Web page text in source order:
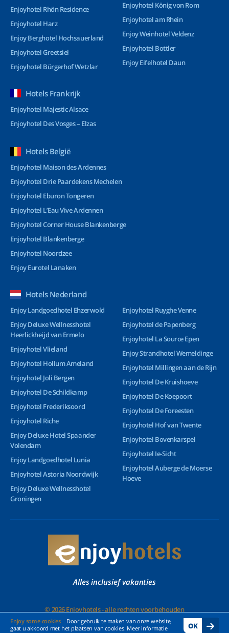
Enjoy some cookies
Door gebruik te maken van onze website,
gaat u akkoord met het plaatsen van cookies. Meer informatie
OK
Enjoyhotel Rhön Residence
Enjoyhotel Harz
Enjoy Berghotel Hochsauerland
Enjoyhotel Greetsiel
Enjoyhotel Bürgerhof Wetzlar
Enjoyhotel König von Rom
Enjoyhotel am Rhein
Enjoy Weinhotel Veldenz
Enjoyhotel Bottler
Enjoy Eifelhotel Daun
Hotels Frankrijk
Enjoyhotel Majestic Alsace
Enjoyhotel Des Vosges – Elzas
Hotels België
Enjoyhotel Maison des Ardennes
Enjoyhotel Drie Paardekens Mechelen
Enjoyhotel Eburon Tongeren
Enjoyhotel L’Eau Vive Ardennen
Enjoyhotel Corner House Blankenberge
Enjoyhotel Blankenberge
Enjoyhotel Noordzee
Enjoy Eurotel Lanaken
Hotels Nederland
Enjoy Landgoedhotel Ehzerwold
Enjoy Deluxe Wellnesshotel
Heerlickheijd van Ermelo
Enjoyhotel Vlieland
Enjoyhotel Hollum Ameland
Enjoyhotel Joli Bergen
Enjoyhotel De Schildkamp
Enjoyhotel Frederiksoord
Enjoyhotel Riche
Enjoy Deluxe Hotel Spaander
Volendam
Enjoy Landgoedhotel Lunia
Enjoyhotel Astoria Noordwijk
Enjoy Deluxe Wellnesshotel
Groningen
Enjoyhotel Ruyghe Venne
Enjoyhotel de Papenberg
Enjoyhotel La Source Epen
Enjoy Strandhotel Wemeldinge
Enjoyhotel Millingen aan de Rijn
Enjoyhotel De Kruishoeve
Enjoyhotel De Koepoort
Enjoyhotel De Foreesten
Enjoyhotel Hof van Twente
Enjoyhotel Bovenkarspel
Enjoyhotel Ie-Sicht
Enjoyhotel Auberge de Moerse
Hoeve
Alles inclusief vakanties
© 2026 Enjoyhotels - alle rechten voorbehouden